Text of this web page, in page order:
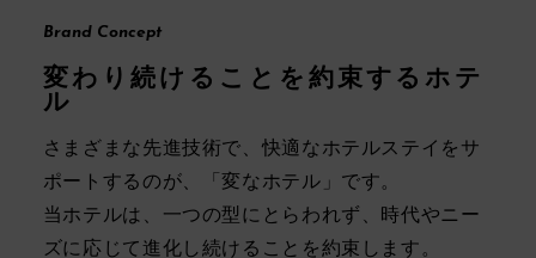
Brand Concept
変わり続けることを約束するホテ
ル
さまざまな先進技術で、快適なホテルステイをサ
ポートするのが、「変なホテル」です。
当ホテルは、⼀つの型にとらわれず、時代やニー
ズに応じて進化し続けることを約束します。